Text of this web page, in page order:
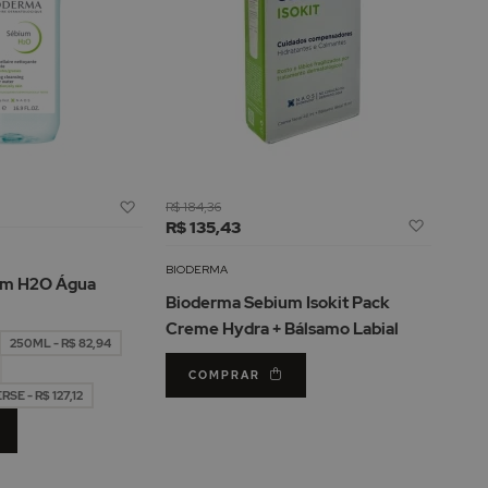
Adicionar
Desejos
H2O Água
250ML - R$ 82,94
- R$ 127,12
R$ 135,43
R$ 184,36
BIODERMA
Bioderma Sebium Isokit Pack
Creme Hydra + Bálsamo Labial
COMPRAR